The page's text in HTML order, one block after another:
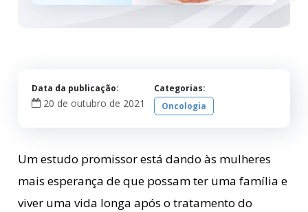
Data da publicação:
20 de outubro de 2021
Categorias:
Oncologia
Um estudo promissor está dando às mulheres
mais esperança de que possam ter uma família e
viver uma vida longa após o tratamento do